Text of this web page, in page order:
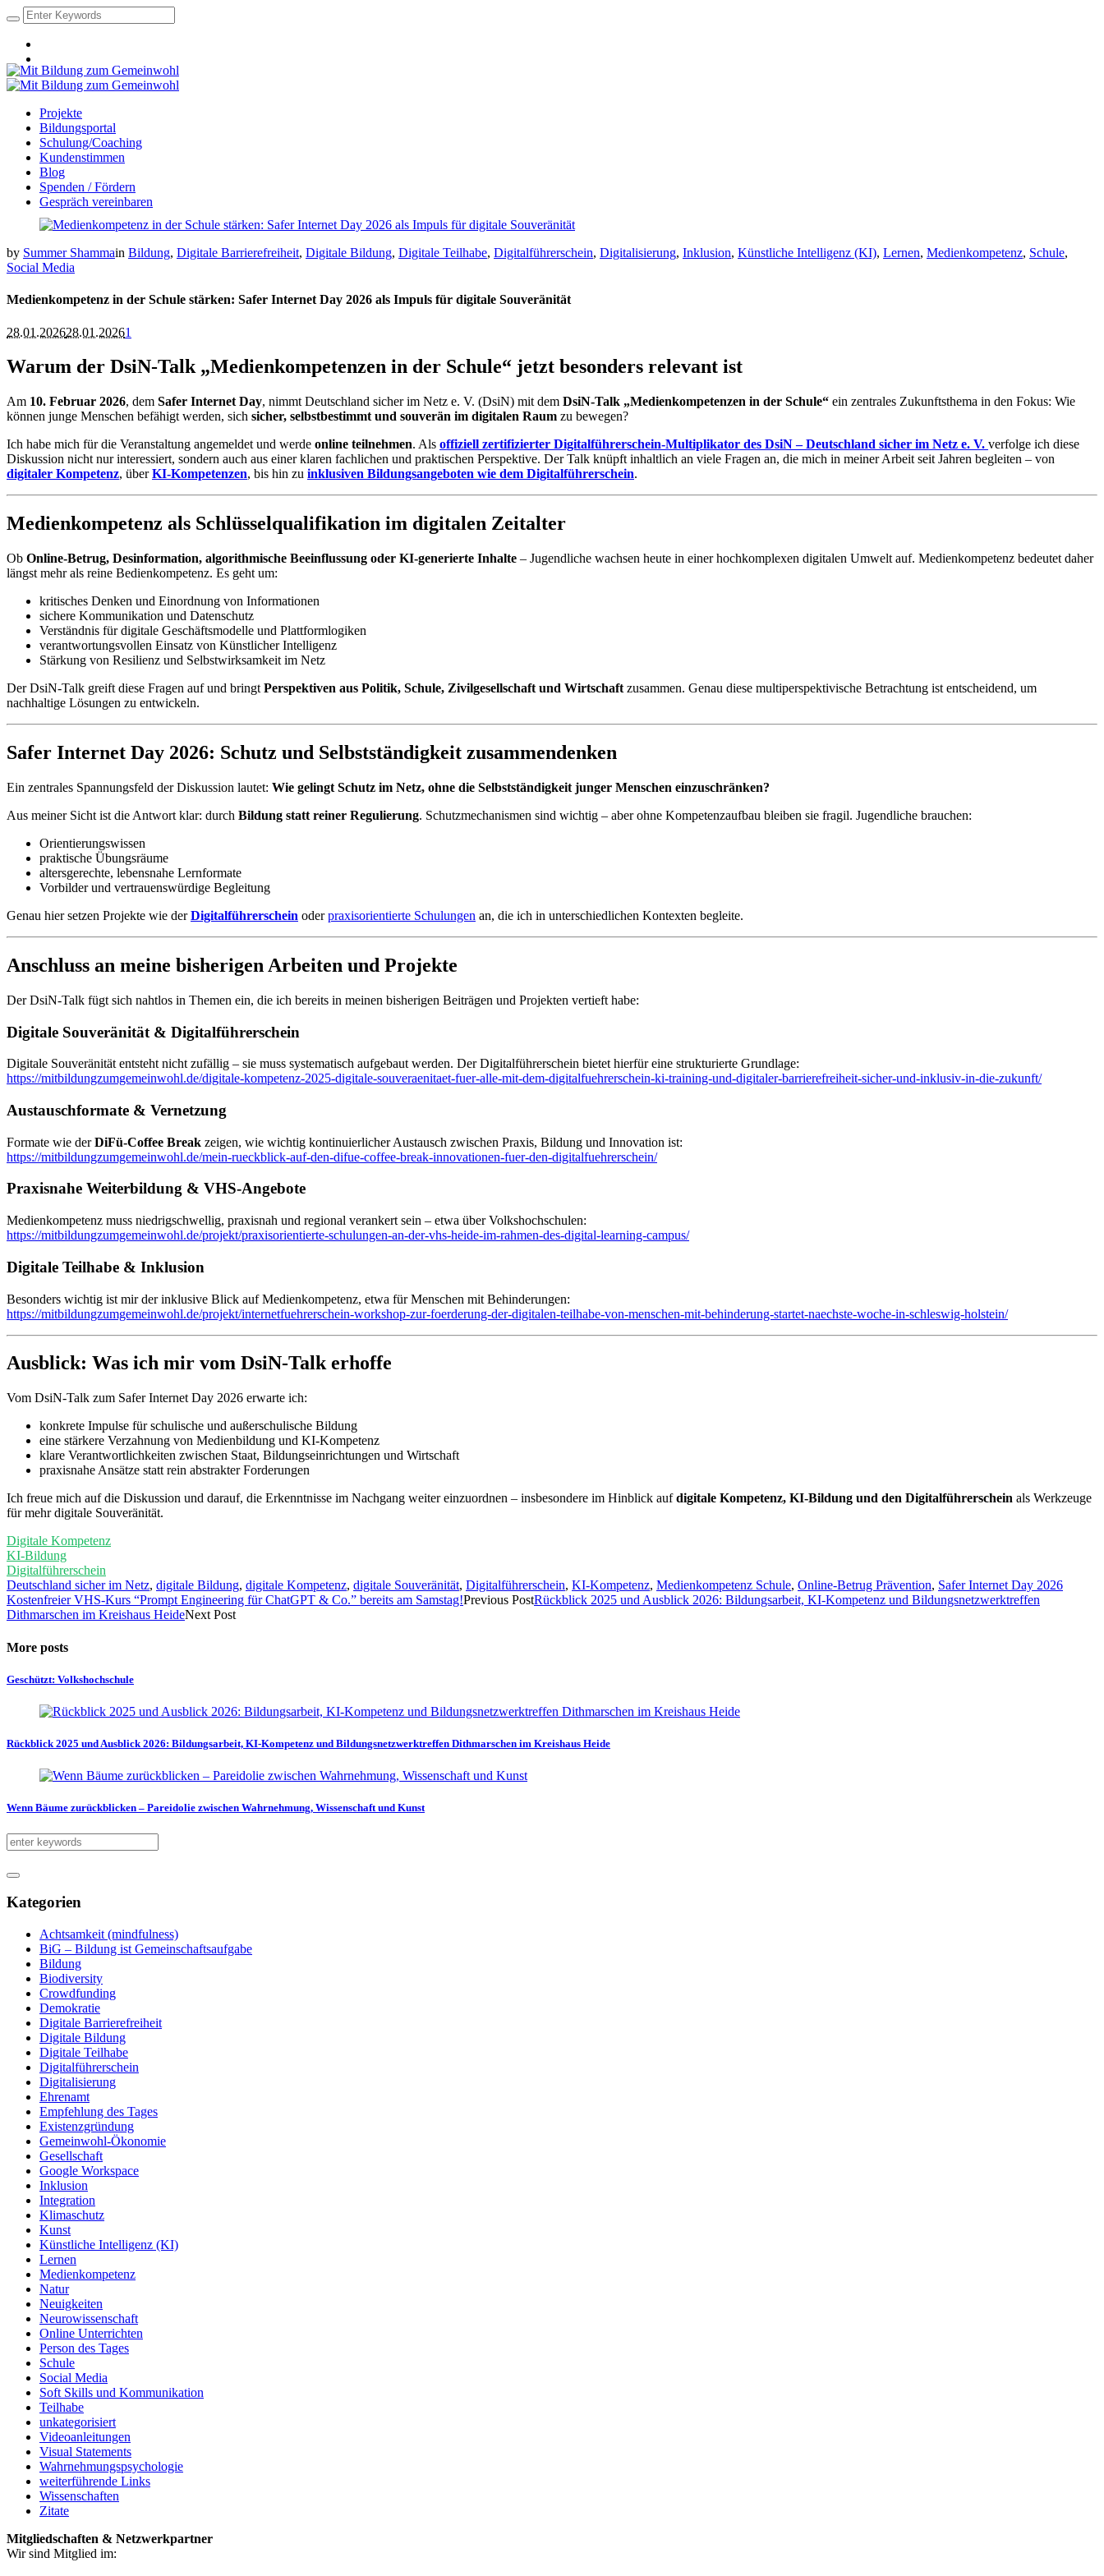
Projekte
Bildungsportal
Schulung/Coaching
Kundenstimmen
Blog
Spenden / Fördern
Gespräch vereinbaren
by Summer Shammain Bildung, Digitale Barrierefreiheit, Digitale Bildung, Digitale Teilhabe, Digitalführerschein, Digitalisierung, Inklusion, Künstliche Intelligenz (KI), Lernen, Medienkompetenz, Schule,
Social Media
Medienkompetenz in der Schule stärken: Safer Internet Day 2026 als Impuls für digitale Souveränität
28.01.202628.01.20261
Warum der DsiN-Talk „Medienkompetenzen in der Schule“ jetzt besonders relevant ist
Am 10. Februar 2026, dem Safer Internet Day, nimmt Deutschland sicher im Netz e. V. (DsiN) mit dem DsiN-Talk „Medienkompetenzen in der Schule“ ein zentrales Zukunftsthema in den Fokus: Wie
können junge Menschen befähigt werden, sich sicher, selbstbestimmt und souverän im digitalen Raum zu bewegen?
Ich habe mich für die Veranstaltung angemeldet und werde online teilnehmen. Als offiziell zertifizierter Digitalführerschein-Multiplikator des DsiN – Deutschland sicher im Netz e. V. verfolge ich diese
Diskussion nicht nur interessiert, sondern auch aus einer klaren fachlichen und praktischen Perspektive. Der Talk knüpft inhaltlich an viele Fragen an, die mich in meiner Arbeit seit Jahren begleiten – von
digitaler Kompetenz, überKI-Kompetenzen, bis hin zu inklusiven Bildungsangeboten wie dem Digitalführerschein.
Medienkompetenz als Schlüsselqualifikation im digitalen Zeitalter
Ob Online-Betrug, Desinformation, algorithmische Beeinflussung oder KI-generierte Inhalte – Jugendliche wachsen heute in einer hochkomplexen digitalen Umwelt auf. Medienkompetenz bedeutet daher
längst mehr als reine Bedienkompetenz. Es geht um:
kritisches Denken und Einordnung von Informationen
sichere Kommunikation und Datenschutz
Verständnis für digitale Geschäftsmodelle und Plattformlogiken
verantwortungsvollen Einsatz von Künstlicher Intelligenz
Stärkung von Resilienz und Selbstwirksamkeit im Netz
Der DsiN-Talk greift diese Fragen auf und bringt Perspektiven aus Politik, Schule, Zivilgesellschaft und Wirtschaft zusammen. Genau diese multiperspektivische Betrachtung ist entscheidend, um
nachhaltige Lösungen zu entwickeln.
Safer Internet Day 2026: Schutz und Selbstständigkeit zusammendenken
Ein zentrales Spannungsfeld der Diskussion lautet: Wie gelingt Schutz im Netz, ohne die Selbstständigkeit junger Menschen einzuschränken?
Aus meiner Sicht ist die Antwort klar: durch Bildung statt reiner Regulierung. Schutzmechanismen sind wichtig – aber ohne Kompetenzaufbau bleiben sie fragil. Jugendliche brauchen:
Orientierungswissen
praktische Übungsräume
altersgerechte, lebensnahe Lernformate
Vorbilder und vertrauenswürdige Begleitung
Genau hier setzen Projekte wie derDigitalführerschein oderpraxisorientierte Schulungen an, die ich in unterschiedlichen Kontexten begleite.
Anschluss an meine bisherigen Arbeiten und Projekte
Der DsiN-Talk fügt sich nahtlos in Themen ein, die ich bereits in meinen bisherigen Beiträgen und Projekten vertieft habe:
Digitale Souveränität & Digitalführerschein
Digitale Souveränität entsteht nicht zufällig – sie muss systematisch aufgebaut werden. Der Digitalführerschein bietet hierfür eine strukturierte Grundlage:
https://mitbildungzumgemeinwohl.de/digitale-kompetenz-2025-digitale-souveraenitaet-fuer-alle-mit-dem-digitalfuehrerschein-ki-training-und-digitaler-barrierefreiheit-sicher-und-inklusiv-in-die-zukunft/
Austauschformate & Vernetzung
Formate wie derDiFü-Coffee Break zeigen, wie wichtig kontinuierlicher Austausch zwischen Praxis, Bildung und Innovation ist:
https://mitbildungzumgemeinwohl.de/mein-rueckblick-auf-den-difue-coffee-break-innovationen-fuer-den-digitalfuehrerschein/
Praxisnahe Weiterbildung & VHS-Angebote
Medienkompetenz muss niedrigschwellig, praxisnah und regional verankert sein – etwa über Volkshochschulen:
https://mitbildungzumgemeinwohl.de/projekt/praxisorientierte-schulungen-an-der-vhs-heide-im-rahmen-des-digital-learning-campus/
Digitale Teilhabe & Inklusion
Besonders wichtig ist mir der inklusive Blick auf Medienkompetenz, etwa für Menschen mit Behinderungen:
https://mitbildungzumgemeinwohl.de/projekt/internetfuehrerschein-workshop-zur-foerderung-der-digitalen-teilhabe-von-menschen-mit-behinderung-startet-naechste-woche-in-schleswig-holstein/
Ausblick: Was ich mir vom DsiN-Talk erhoffe
Vom DsiN-Talk zum Safer Internet Day 2026 erwarte ich:
konkrete Impulse für schulische und außerschulische Bildung
eine stärkere Verzahnung von Medienbildung und KI-Kompetenz
klare Verantwortlichkeiten zwischen Staat, Bildungseinrichtungen und Wirtschaft
praxisnahe Ansätze statt rein abstrakter Forderungen
Ich freue mich auf die Diskussion und darauf, die Erkenntnisse im Nachgang weiter einzuordnen – insbesondere im Hinblick aufdigitale Kompetenz, KI-Bildung und den Digitalführerschein als Werkzeuge
für mehr digitale Souveränität.
Digitale Kompetenz
KI-Bildung
Digitalführerschein
Deutschland sicher im Netz, digitale Bildung, digitale Kompetenz, digitale Souveränität, Digitalführerschein, KI-Kompetenz, Medienkompetenz Schule, Online-Betrug Prävention, Safer Internet Day 2026
Kostenfreier VHS-Kurs “Prompt Engineering für ChatGPT & Co.” bereits am Samstag!Previous PostRückblick 2025 und Ausblick 2026: Bildungsarbeit, KI-Kompetenz und Bildungsnetzwerktreffen
Dithmarschen im Kreishaus HeideNext Post
More posts
Geschützt: Volkshochschule
Rückblick 2025 und Ausblick 2026: Bildungsarbeit, KI-Kompetenz und Bildungsnetzwerktreffen Dithmarschen im Kreishaus Heide
Wenn Bäume zurückblicken – Pareidolie zwischen Wahrnehmung, Wissenschaft und Kunst
Kategorien
Achtsamkeit (mindfulness)
BiG – Bildung ist Gemeinschaftsaufgabe
Bildung
Biodiversity
Crowdfunding
Demokratie
Digitale Barrierefreiheit
Digitale Bildung
Digitale Teilhabe
Digitalführerschein
Digitalisierung
Ehrenamt
Empfehlung des Tages
Existenzgründung
Gemeinwohl-Ökonomie
Gesellschaft
Google Workspace
Inklusion
Integration
Klimaschutz
Kunst
Künstliche Intelligenz (KI)
Lernen
Medienkompetenz
Natur
Neuigkeiten
Neurowissenschaft
Online Unterrichten
Person des Tages
Schule
Social Media
Soft Skills und Kommunikation
Teilhabe
unkategorisiert
Videoanleitungen
Visual Statements
Wahrnehmungspsychologie
weiterführende Links
Wissenschaften
Zitate
Mitgliedschaften & Netzwerkpartner
Wir sind Mitglied im: